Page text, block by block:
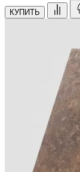
КУПИТЬ